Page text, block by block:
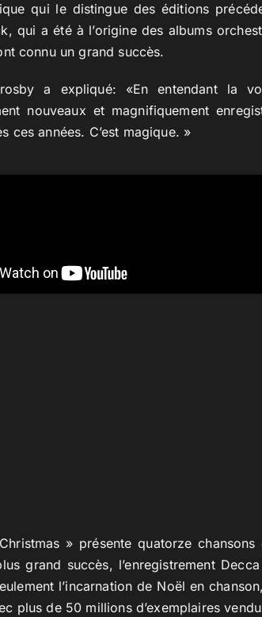
qui le distingue des éditions
qui a été à l’origine des albums
connu un grand succès.
a expliqué: «En entendant la
nouveaux et magnifiquement
ces années. C’est magique. »
» présente quatorze
grand succès, l’enregistrement
l’incarnation de Noël en
plus de 50 millions d’exemplaires